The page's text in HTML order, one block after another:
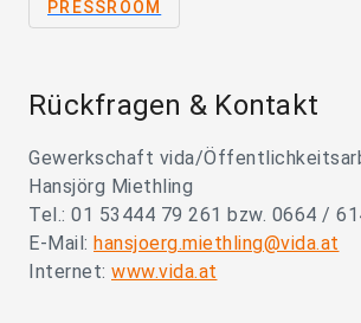
PRESSROOM
Rückfragen & Kontakt
Gewerkschaft vida/
Hansjörg Miethling
Tel.: 01 53444 79 261 bzw. 0664 /
E-Mail: hansjoerg.miethling@vida.at
Internet: www.vida.at